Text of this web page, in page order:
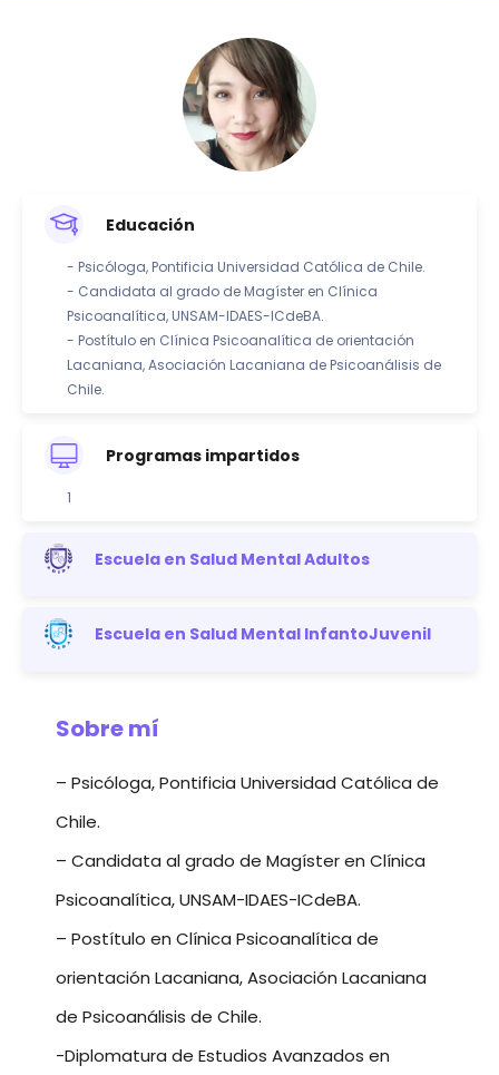
Educación
- Psicóloga, Pontificia Universidad Católica de Chile.
- Candidata al grado de Magíster en Clínica
Psicoanalítica, UNSAM-IDAES-ICdeBA.
- Postítulo en Clínica Psicoanalítica de orientación
Lacaniana, Asociación Lacaniana de Psicoanálisis de
Chile.
Programas impartidos
1
Escuela en Salud Mental Adultos
Escuela en Salud Mental InfantoJuvenil
Sobre mí
– Psicóloga, Pontificia Universidad Católica de
Chile.
– Candidata al grado de Magíster en Clínica
Psicoanalítica, UNSAM-IDAES-ICdeBA.
– Postítulo en Clínica Psicoanalítica de
orientación Lacaniana, Asociación Lacaniana
de Psicoanálisis de Chile.
-Diplomatura de Estudios Avanzados en